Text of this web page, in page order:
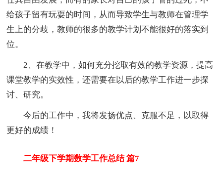
给孩子留有玩耍的时间，从而导致学生与教师在管理学
生上的分歧，教师的很多的教学计划不能很好的落实到
位。
2、在教学中，如何充分挖取有效的教学资源，提高
课堂教学的实效性，还需要在以后的教学工作进一步探
讨、研究。
今后的工作中，我将发扬优点、克服不足，以取得
更好的成绩！
二年级下学期数学工作总结 篇7